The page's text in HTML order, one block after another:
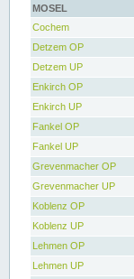
MOSEL
Cochem
Detzem OP
Detzem UP
Enkirch OP
Enkirch UP
Fankel OP
Fankel UP
Grevenmacher OP
Grevenmacher UP
Koblenz OP
Koblenz UP
Lehmen OP
Lehmen UP